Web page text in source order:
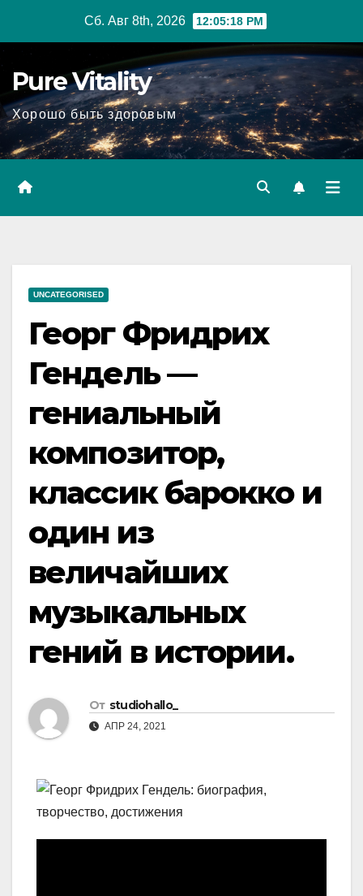
Сб. Авг 8th, 2026 12:05:19 PM
Pure Vitality
Хорошо быть здоровым
UNCATEGORISED
Георг Фридрих
Гендель —
гениальный
композитор,
классик барокко и
один из
величайших
музыкальных
гений в истории.
От studiohallo_
АПР 24, 2021